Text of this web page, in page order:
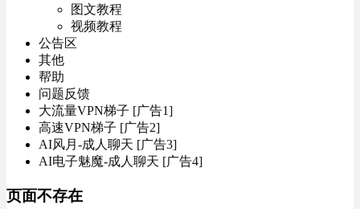
图文教程
视频教程
公告区
其他
帮助
问题反馈
大流量VPN梯子 [广告1]
高速VPN梯子 [广告2]
AI风月-成人聊天 [广告3]
AI电子魅魔-成人聊天 [广告4]
页面不存在